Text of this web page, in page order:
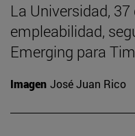
La Universidad,
empleabilidad,
Emerging para
Imagen José Juan Rico